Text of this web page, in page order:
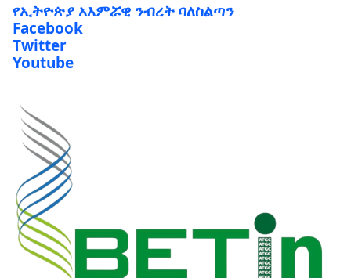
የኢትዮጵያ አእምሯዊ ንብረት ባለስልጣን
Facebook
Twitter
Youtube